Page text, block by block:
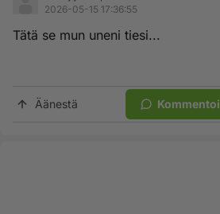
2026-05-15 17:36:55
Tätä se mun uneni tiesi...
Äänestä Kommentoi